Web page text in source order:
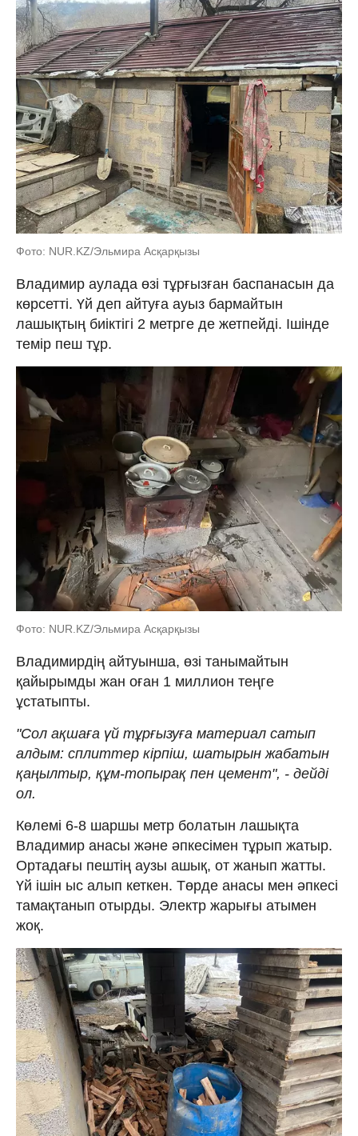
Фото: NUR.KZ/Эльмира Асқарқызы
Владимир аулада өзі тұрғызған баспанасын да
көрсетті. Үй деп айтуға ауыз бармайтын
лашықтың биіктігі 2 метрге де жетпейді. Ішінде
темір пеш тұр.
Фото: NUR.KZ/Эльмира Асқарқызы
Владимирдің айтуынша, өзі танымайтын
қайырымды жан оған 1 миллион теңге
ұстатыпты.
"Сол ақшаға үй тұрғызуға материал сатып
алдым: сплиттер кірпіш, шатырын жабатын
қаңылтыр, құм-топырақ пен цемент", - дейді
ол.
Көлемі 6-8 шаршы метр болатын лашықта
Владимир анасы және әпкесімен тұрып жатыр.
Ортадағы пештің аузы ашық, от жанып жатты.
Үй ішін ыс алып кеткен. Төрде анасы мен әпкесі
тамақтанып отырды. Электр жарығы атымен
жоқ.